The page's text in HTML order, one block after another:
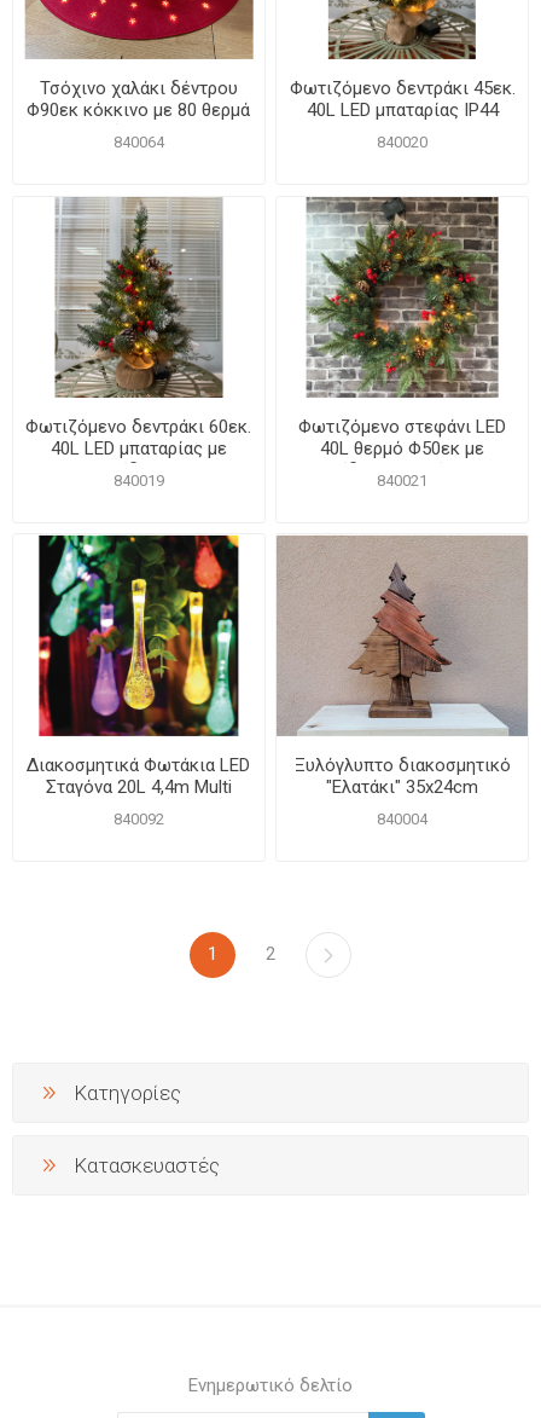
Τσόχινο χαλάκι δέντρου
Φ90εκ κόκκινο με 80 θερμά
λαμπάκια LED με
τροφοδοτικό χωρίς τρύπα
840064
Φωτιζόμενο δεντράκι 45εκ.
40L LED μπαταρίας IP44
840020
Φωτιζόμενο δεντράκι 60εκ.
40L LED μπαταρίας με
στολίδια IP44
840019
Φωτιζόμενο στεφάνι LED
40L θερμό Φ50εκ με
στολίδια μπαταρίας IP44
840021
Διακοσμητικά Φωτάκια LED
Σταγόνα 20L 4,4m Multi
Φως
840092
Ξυλόγλυπτο διακοσμητικό
"Ελατάκι" 35x24cm
840004
1 2
Κατηγορίες
Κατασκευαστές
Ενημερωτικό δελτίο